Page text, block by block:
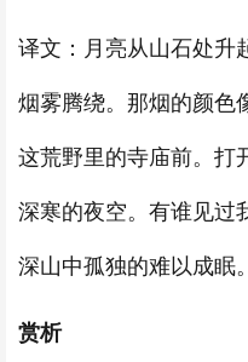
译文：月亮从山石处升
烟雾腾绕。那烟的颜色
这荒野里的寺庙前。打
深寒的夜空。有谁见过
深山中孤独的难以成眠。
赏析